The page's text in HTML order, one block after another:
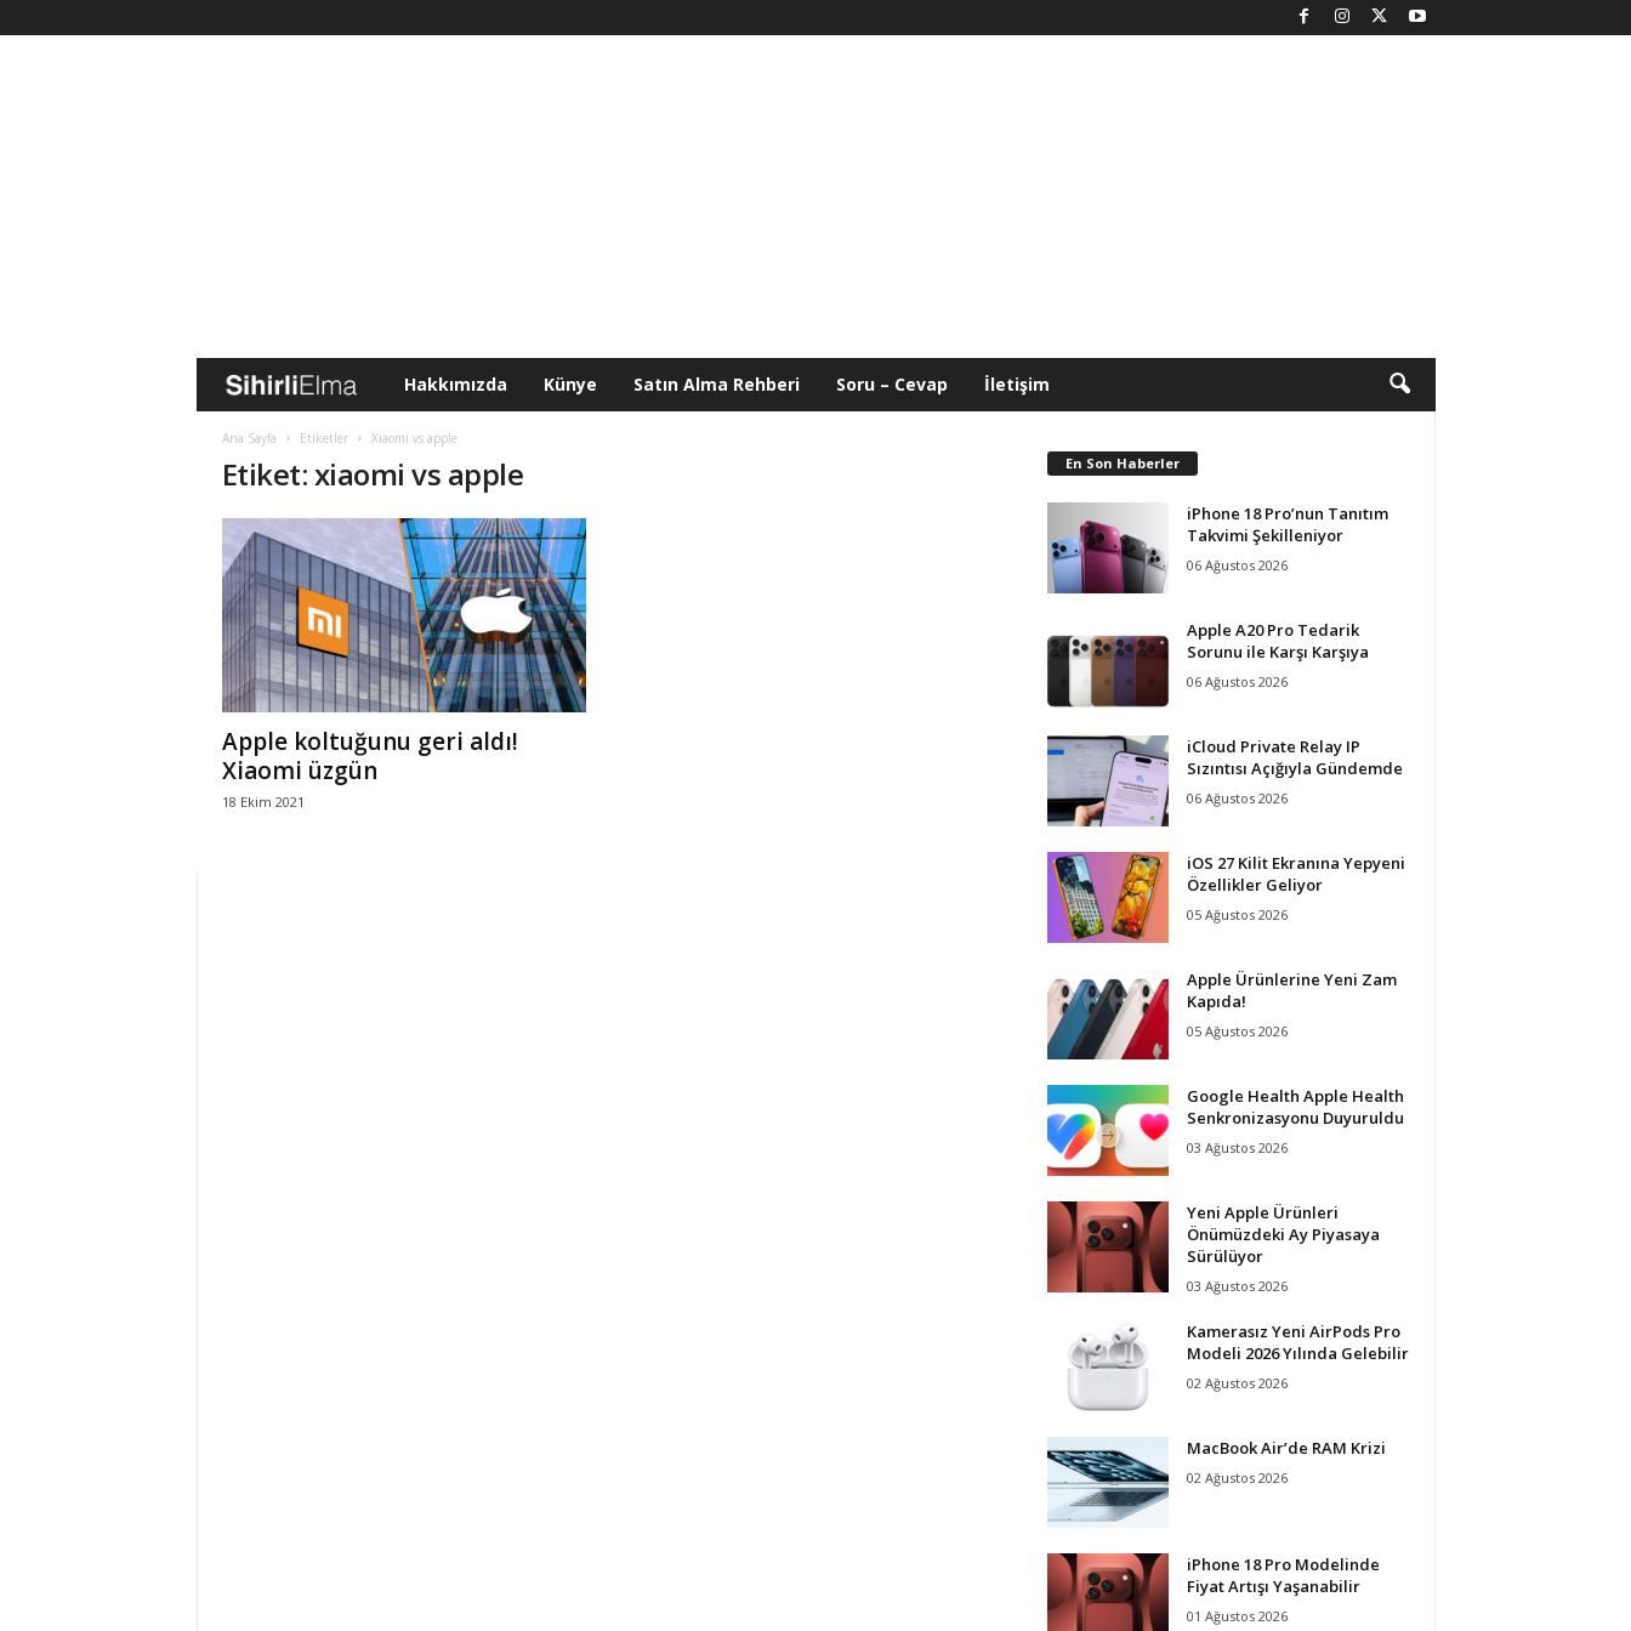
i
h
i
Hakkımızda Künye Satın Alma Rehberi Soru – Cevap İletişim
Ana Sayfa Etiketler Xiaomi vs apple
Etiket: xiaomi vs apple
Apple koltuğunu geri aldı!
Xiaomi üzgün
18 Ekim 2021
En Son Haberler
iPhone 18 Pro’nun Tanıtım
Takvimi Şekilleniyor
06 Ağustos 2026
Apple A20 Pro Tedarik
Sorunu ile Karşı Karşıya
06 Ağustos 2026
iCloud Private Relay IP
Sızıntısı Açığıyla Gündemde
06 Ağustos 2026
iOS 27 Kilit Ekranına Yepyeni
Özellikler Geliyor
05 Ağustos 2026
Apple Ürünlerine Yeni Zam
Kapıda!
05 Ağustos 2026
Google Health Apple Health
Senkronizasyonu Duyuruldu
03 Ağustos 2026
Yeni Apple Ürünleri
Önümüzdeki Ay Piyasaya
Sürülüyor
03 Ağustos 2026
Kamerasız Yeni AirPods Pro
Modeli 2026 Yılında Gelebilir
02 Ağustos 2026
MacBook Air’de RAM Krizi
02 Ağustos 2026
iPhone 18 Pro Modelinde
Fiyat Artışı Yaşanabilir
01 Ağustos 2026